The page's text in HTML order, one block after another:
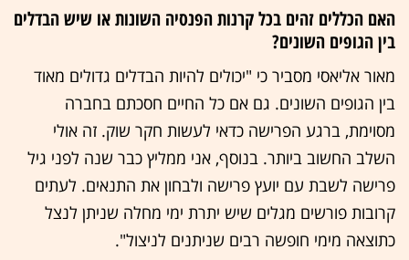
האם הכללים זהים בכל קרנות הפנסיה השונות או שיש הבדלים
בין הגופים השונים?
מאור אליאסי מסביר כי "יכולים להיות הבדלים גדולים מאוד
בין הגופים השונים. גם אם כל החיים חסכתם בחברה
מסוימת, ברגע הפרישה כדאי לעשות חקר שוק. זה אולי
השלב החשוב ביותר. בנוסף, אני ממליץ כבר שנה לפני גיל
פרישה לשבת עם יועץ פרישה ולבחון את התנאים. לעתים
קרובות פורשים מגלים שיש יתרת ימי מחלה שניתן לנצל
כתוצאה מימי חופשה רבים שניתנים לניצול".